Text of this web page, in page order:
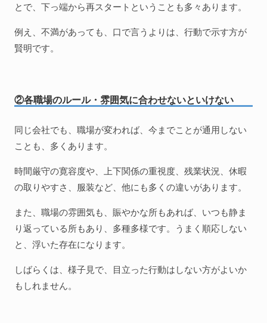
とで、下っ端から再スタートということも多々あります。
例え、不満があっても、口で言うよりは、行動で示す方が
賢明です。
②各職場のルール・雰囲気に合わせないといけない
同じ会社でも、職場が変われば、今までことが通用しない
ことも、多くあります。
時間厳守の寛容度や、上下関係の重視度、残業状況、休暇
の取りやすさ、服装など、他にも多くの違いがあります。
また、職場の雰囲気も、賑やかな所もあれば、いつも静ま
り返っている所もあり、多種多様です。うまく順応しない
と、浮いた存在になります。
しばらくは、様子見で、目立った行動はしない方がよいか
もしれません。